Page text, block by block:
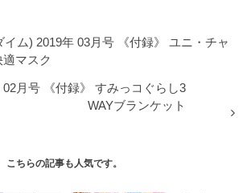
イム) 2019年 03月号 《付録》 ユニ・チャ
マスク
02月号 《付録》 すみっコぐらし3
WAYブランケット
こちらの記事も人気です。